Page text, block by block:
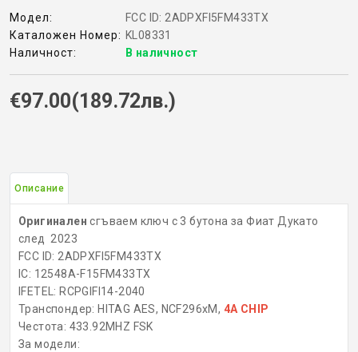
КОНТРОЛ НА ДОСТЪП
КЛЮЧАРСКИ УСЛУГИ
ИМОБИЛАЙЗЕРИ
Модел:
FCC ID: 2ADPXFI5FM433TX
Каталожен Номер: KL08331
Наличност:
В наличност
€97.00(189.72лв.)
Описание
Оригинален сгъваем ключ с 3 бутона за Фиат Дукато
след 2023
FCC ID: 2ADPXFI5FM433TX
IC: 12548A-F15FM433TX
IFETEL: RCPGIFI14-2040
Транспондер: HITAG AES, NCF296xM, 4A CHIP
Честота: 433.92MHZ FSK
За модели: